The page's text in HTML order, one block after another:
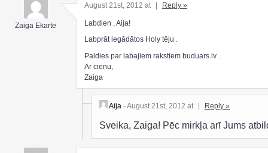
Zaiga Ekarte
August 21st, 2012 at | Reply »
Labdien , Aija!
Labprāt iegādātos Holy tēju .
Paldies par labajiem rakstiem buduars.lv .
Ar cieņu,
Zaiga
Aija - August 21st, 2012 at Reply »
Sveika, Zaiga! Pēc mirkļa arī Jums